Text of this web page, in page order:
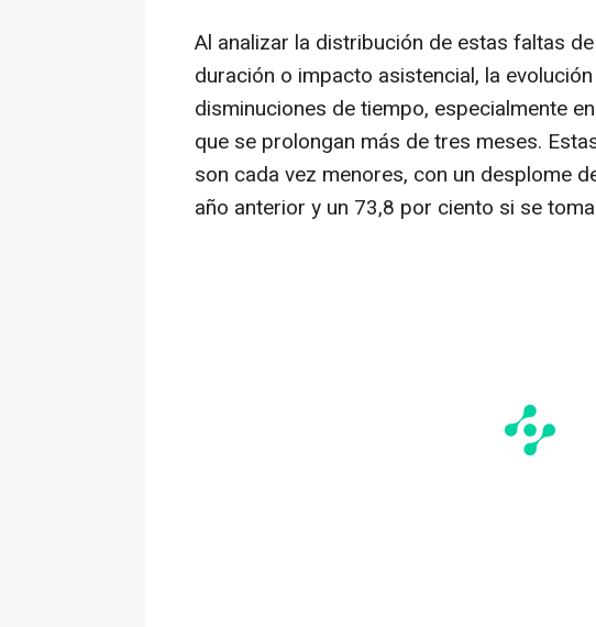
Al analizar la distribución de estas faltas
duración o impacto asistencial, la
disminuciones de tiempo, especialmente
que se prolongan más de tres meses.
son cada vez menores, con un desplome
año anterior y un 73,8 por ciento si se